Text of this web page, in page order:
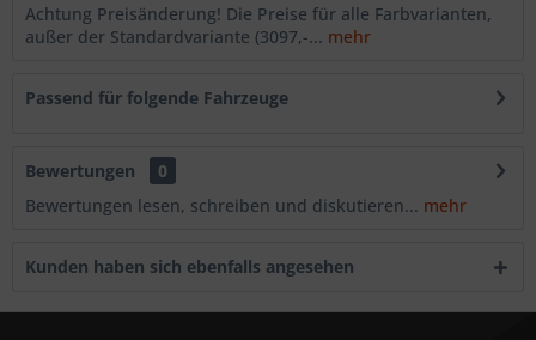
Achtung Preisänderung! Die Preise für alle Farbvarianten,
außer der Standardvariante (3097,-... mehr
Passend für folgende Fahrzeuge
Bewertungen
0
Bewertungen lesen, schreiben und diskutieren... mehr
Kunden haben sich ebenfalls angesehen